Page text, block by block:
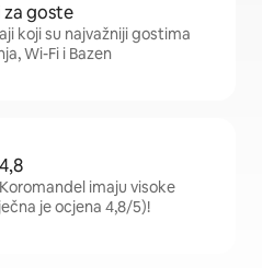
za goste
koji su najvažniji gostima
Wi-Fi i Bazen
imaju visoke
je ocjena 4,8/5)!